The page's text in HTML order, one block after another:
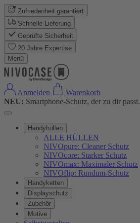
Zufriedenheit garantiert
Schnelle Lieferung
Geprüfte Sicherheit
20 Jahre Expertise
Menü
Anmelden
Warenkorb
NEU: Smartphone-Schutz, der zu dir passt.
Handyhüllen
ALLE HÜLLEN
NIVOpure: Cleaner Schutz
NIVOcore: Starker Schutz
NIVOmax: Maximaler Schutz
NIVOflip: Rundum-Schutz
Handyketten
Displayschutz
Zubehör
Motive